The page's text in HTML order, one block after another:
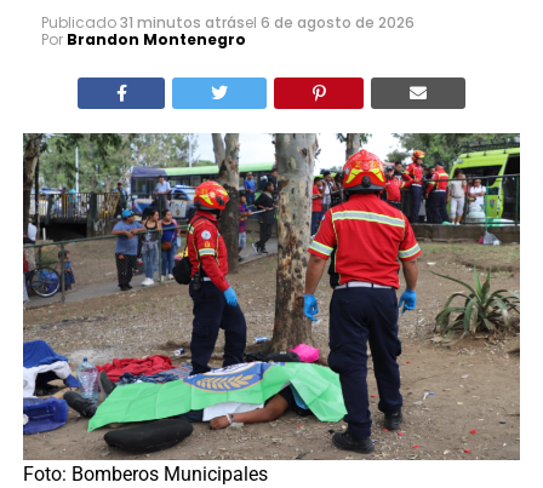
Publicado31 minutos atrásel 6 de agosto de 2026
Por Brandon Montenegro
Foto: Bomberos Municipales